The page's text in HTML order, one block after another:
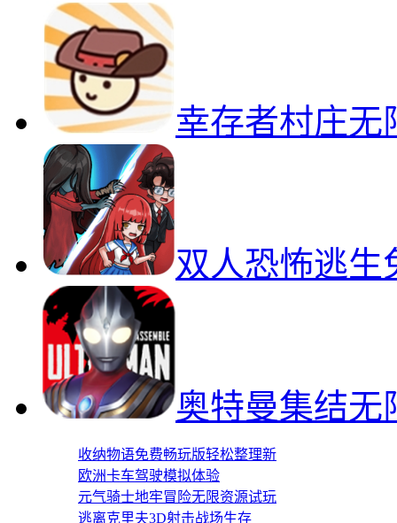
幸存者村庄无
双人恐怖逃生
奥特曼集结无
收纳物语免费畅玩版轻松整理新
欧洲卡车驾驶模拟体验
元气骑士地牢冒险无限资源试玩
逃离克里夫3D射击战场生存